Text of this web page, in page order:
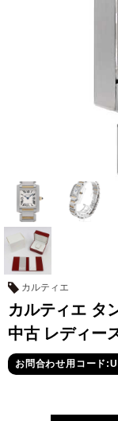
オーデマピゲ
セイコー
カルティエ
カルティエ タ
中古 レディー
お問合わせ用コード